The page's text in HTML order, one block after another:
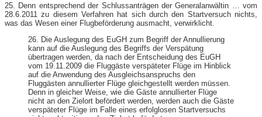
25. Denn entsprechend der Schlussanträgen der Generalanwältin … vom
28.6.2011 zu diesem Verfahren hat sich durch den Startversuch nichts,
was das Wesen einer Flugbeförderung ausmacht, verwirklicht.
26. Die Auslegung des EuGH zum Begriff der Annullierung
kann auf die Auslegung des Begriffs der Verspätung
übertragen werden, da nach der Entscheidung des EuGH
vom 19.11.2009 die Fluggäste verspäteter Flüge im Hinblick
auf die Anwendung des Ausgleichsanspruchs den
Fluggästen annullierter Flüge gleichgestellt werden müssen.
Denn in gleicher Weise, wie die Gäste annullierter Flüge
nicht an den Zielort befördert werden, werden auch die Gäste
verspäteter Flüge im Falle eines erfolglosen Startversuchs